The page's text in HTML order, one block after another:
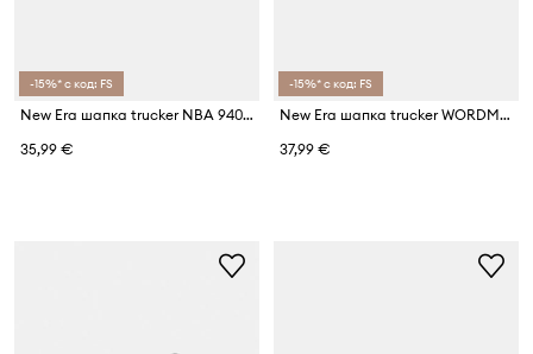
-15%* с код: FS
New Era шапка trucker NBA 940 MC TRUCKER LAKERS
35,99 €
-15%* с код: FS
New Era шапка trucker WORDMARK CAMO 940 MC
37,99 €